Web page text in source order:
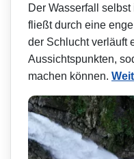
Der Wasserfall
fließt durch eine
der Schlucht verläuft
Aussichtspunkten,
machen können.